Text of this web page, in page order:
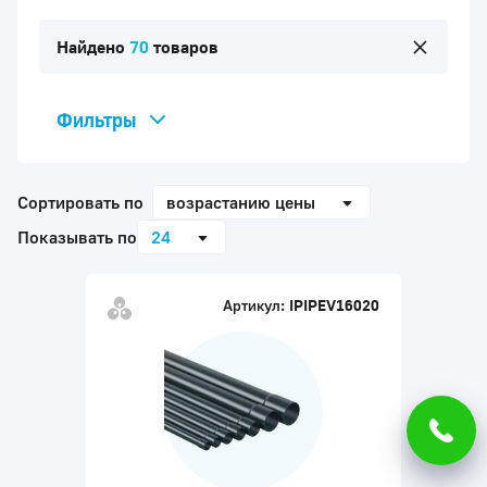
Найдено 70 товаров
Фильтры
Диаметр
Прозрачные
Сортировать по
возрастанию цены
Показывать по
24
Артикул: IPIPEV16020